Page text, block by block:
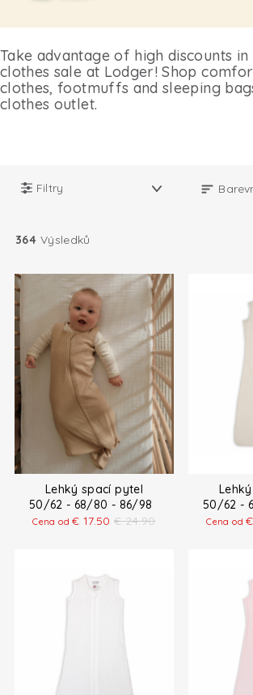
Take advantage of high discounts
clothes sale at Lodger! Shop
clothes, footmuffs and sleeping
clothes outlet.
Filtry
364 Výsledků
Lehký spací pytel
50/62 - 68/80 - 86/98
Cena od€ 17.50 € 24.90
50/62 -
Cena od€